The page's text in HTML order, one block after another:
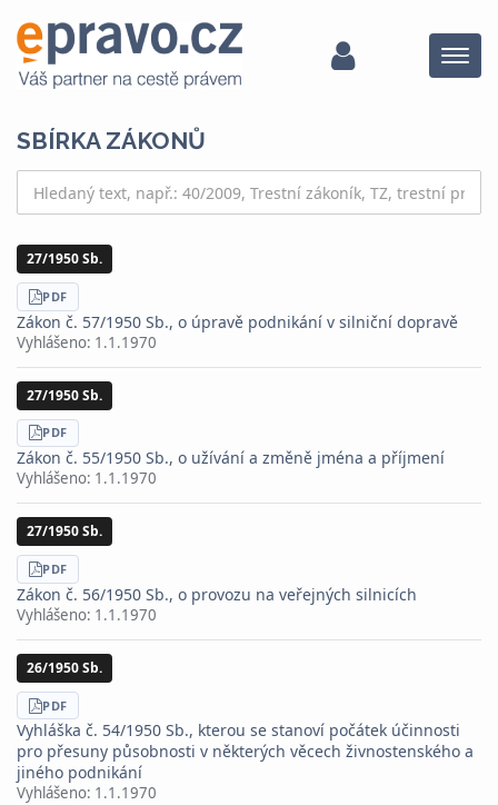
Menu
SBÍRKA ZÁKONŮ
27/1950 Sb.
STÁHNOUT
PDF
Zákon č. 57/1950 Sb., o úpravě podnikání v silniční dopravě
Vyhlášeno: 1.1.1970
27/1950 Sb.
STÁHNOUT
PDF
Zákon č. 55/1950 Sb., o užívání a změně jména a příjmení
Vyhlášeno: 1.1.1970
27/1950 Sb.
STÁHNOUT
PDF
Zákon č. 56/1950 Sb., o provozu na veřejných silnicích
Vyhlášeno: 1.1.1970
26/1950 Sb.
STÁHNOUT
PDF
Vyhláška č. 54/1950 Sb., kterou se stanoví počátek účinnosti
pro přesuny působnosti v některých věcech živnostenského a
jiného podnikání
Vyhlášeno: 1.1.1970